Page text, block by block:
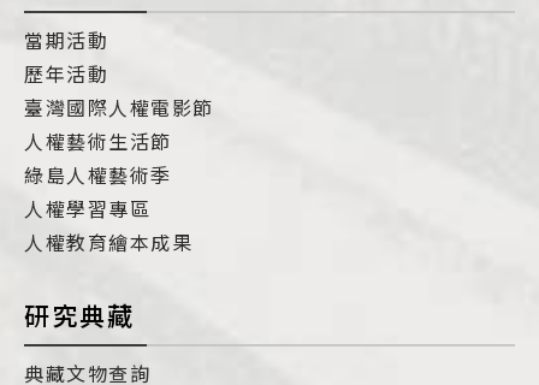
當期活動
歷年活動
臺灣國際人權電影節
人權藝術生活節
綠島人權藝術季
人權學習專區
人權教育繪本成果
研究典藏
典藏文物查詢